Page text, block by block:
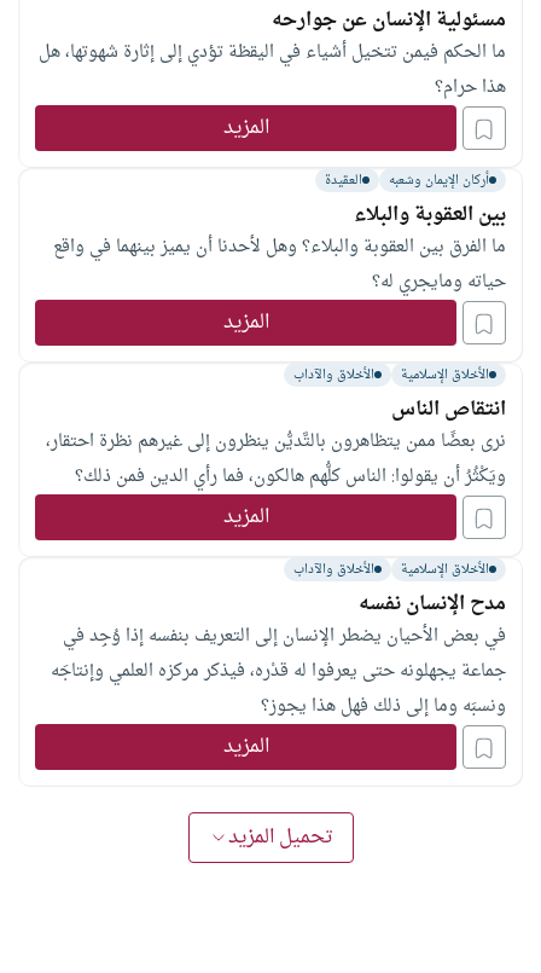
مسئولية الإنسان عن جوارحه
ما الحكم فيمن تتخيل أشياء في اليقظة تؤدي إلى إثارة شهوتها، هل
هذا حرام؟
المزيد
أركان الإيمان وشعبه العقيدة
بين العقوبة والبلاء
ما الفرق بين العقوبة والبلاء؟ وهل لأحدنا أن يميز بينهما في واقع
حياته ومايجري له؟
المزيد
الأخلاق الإسلامية الأخلاق والآداب
انتقاص الناس
نرى بعضًا ممن يتظاهرون بالتَّديُّن ينظرون إلى غيرهم نظرة احتقار،
ويَكْثُرُ أن يقولوا: الناس كلُّهم هالكون، فما رأي الدين فمن ذلك؟
المزيد
الأخلاق الإسلامية الأخلاق والآداب
مدح الإنسان نفسه
في بعض الأحيان يضطر الإنسان إلى التعريف بنفسه إذا وُجِد في
جماعة يجهلونه حتى يعرفوا له قدْره، فيذكر مركزه العلمي وإنتاجَه
ونسبَه وما إلى ذلك فهل هذا يجوز؟
المزيد
تحميل المزيد